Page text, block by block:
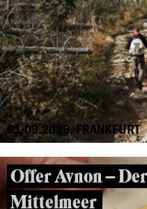
01.09.2026, FRANKFURT
Offer Avnon –
Mittelmeer